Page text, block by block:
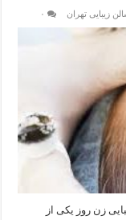
زیبایی تهران ۰
زن روز یکی از